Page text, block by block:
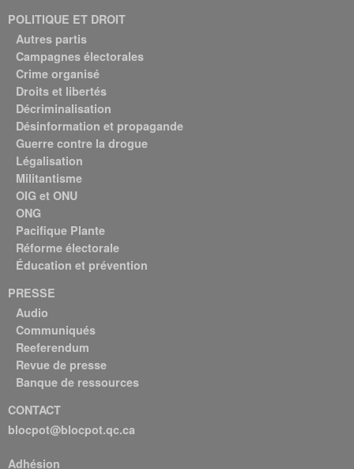
POLITIQUE ET DROIT
Autres partis
Campagnes électorales
Crime organisé
Droits et libertés
Décriminalisation
Désinformation et propagande
Guerre contre la drogue
Légalisation
Militantisme
OIG et ONU
ONG
Pacifique Plante
Réforme électorale
Éducation et prévention
PRESSE
Audio
Communiqués
Reeferendum
Revue de presse
Banque de ressources
CONTACT
blocpot@blocpot.qc.ca
Adhésion